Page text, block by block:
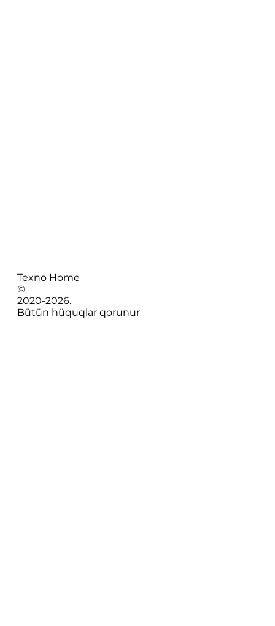
Texno Home
©
2020-2026.
Bütün hüquqlar qorunur